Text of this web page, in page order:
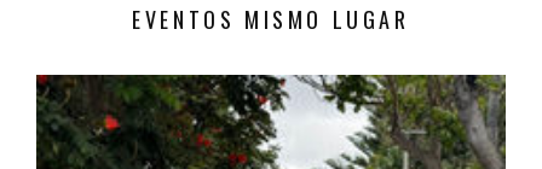
EVENTOS MISMO LUGAR